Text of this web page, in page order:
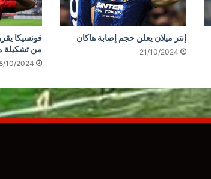
إنتر ميلان يعلن حجم إصابة هاكان
21/10/2024
فونسيكا
من تشكيلة
10/2024